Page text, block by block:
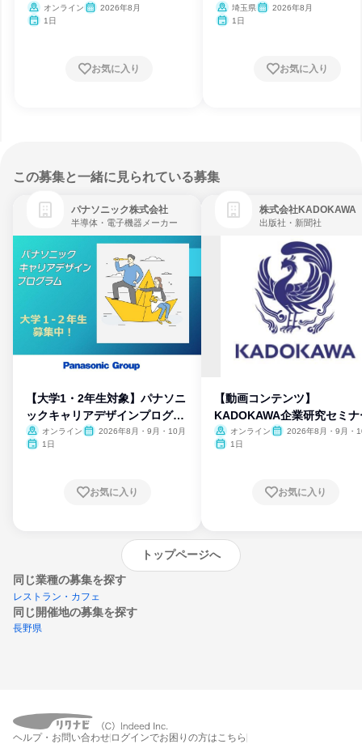
オンライン
2026年8月
1日
お気に入り
埼玉県
2026年8月
1日
お気に入り
この募集と一緒に見られている募集
パナソニック株式会社
半導体・電子機器メーカー
【大学1・2年生対象】パナソニ
ックキャリアデザインプログラ
ム
オンライン
2026年8月・9月・10月
1日
お気に入り
株式会社KADOKAWA
出版社・新聞社
【動画コンテンツ】
KADOKAWA企業研究セミナ
オンライン
2026年8月・9月・
1日
お気に入り
トップページへ
同じ業種の募集を探す
レストラン・カフェ
同じ開催地の募集を探す
長野県
エントリーするとプログラムの詳細案内を
受け取れるようになります
ヘルプ・お問い合わせ ログインでお困りの方はこちら